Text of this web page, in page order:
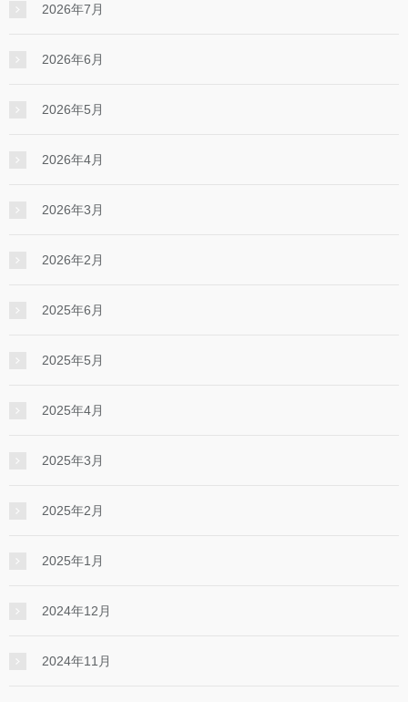
2026年7月
2026年6月
2026年5月
2026年4月
2026年3月
2026年2月
2025年6月
2025年5月
2025年4月
2025年3月
2025年2月
2025年1月
2024年12月
2024年11月